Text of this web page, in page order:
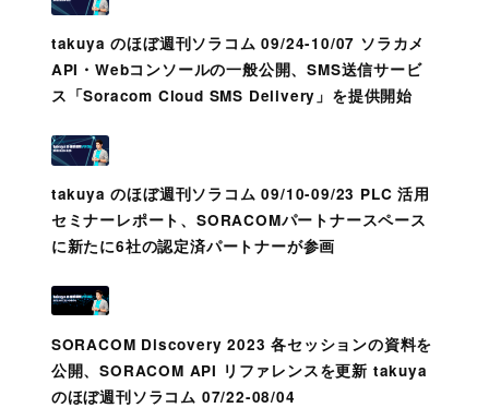
takuya のほぼ週刊ソラコム 09/24-10/07 ソラカメ
API・Webコンソールの一般公開、SMS送信サービ
ス「Soracom Cloud SMS Delivery」を提供開始
takuya のほぼ週刊ソラコム 09/10-09/23 PLC 活用
セミナーレポート、SORACOMパートナースペース
に新たに6社の認定済パートナーが参画
SORACOM Discovery 2023 各セッションの資料を
公開、SORACOM API リファレンスを更新 takuya
のほぼ週刊ソラコム 07/22-08/04